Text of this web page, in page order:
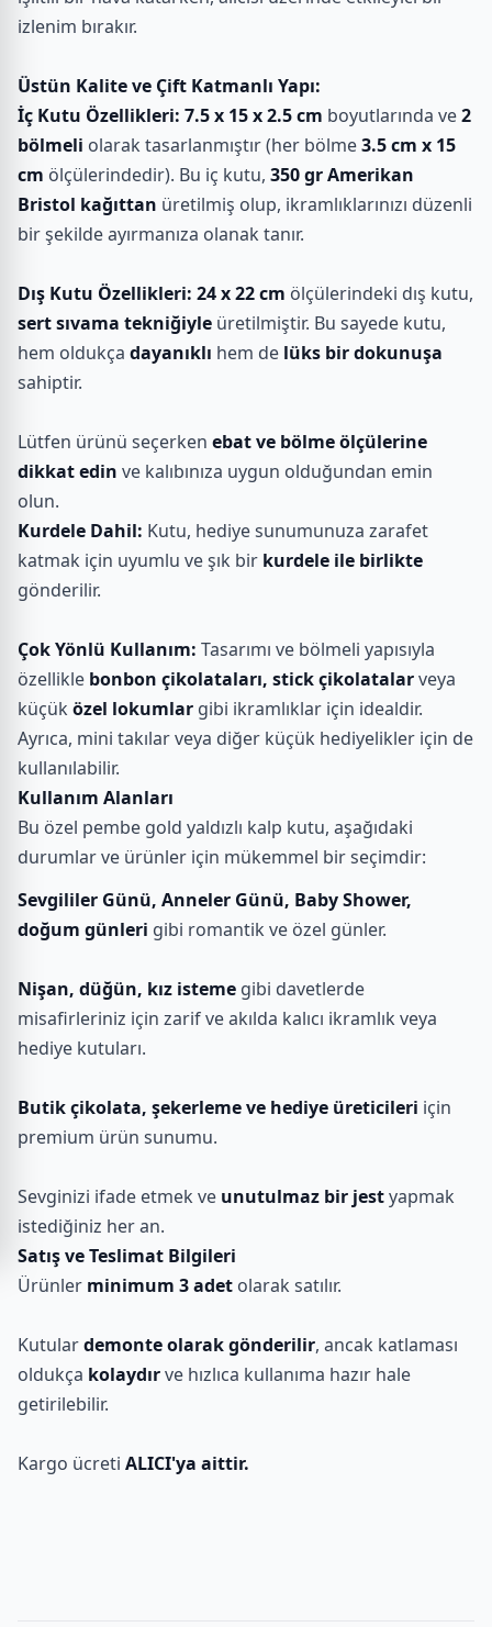
izlenim bırakır.
Üstün Kalite ve Çift Katmanlı Yapı:
İç Kutu Özellikleri: 7.5 x 15 x 2.5 cm boyutlarında ve2
bölmeli olarak tasarlanmıştır (her bölme3.5 cm x 15
cm ölçülerindedir). Bu iç kutu, 350 gr Amerikan
Bristol kağıttan üretilmiş olup, ikramlıklarınızı düzenli
bir şekilde ayırmanıza olanak tanır.
Dış Kutu Özellikleri: 24 x 22 cm ölçülerindeki dış kutu,
sert sıvama tekniğiyle üretilmiştir. Bu sayede kutu,
hem oldukça dayanıklı hem de lüks bir dokunuşa
sahiptir.
Lütfen ürünü seçerken ebat ve bölme ölçülerine
dikkat edin ve kalıbınıza uygun olduğundan emin
olun.
Kurdele Dahil: Kutu, hediye sunumunuza zarafet
katmak için uyumlu ve şık bir kurdele ile birlikte
gönderilir.
Çok Yönlü Kullanım: Tasarımı ve bölmeli yapısıyla
özellikle bonbon çikolataları, stick çikolatalarveya
küçük özel lokumlar gibi ikramlıklar için idealdir.
Ayrıca, mini takılar veya diğer küçük hediyelikler için de
kullanılabilir.
Kullanım Alanları
Bu özel pembe gold yaldızlı kalp kutu, aşağıdaki
durumlar ve ürünler için mükemmel bir seçimdir:
Sevgililer Günü, Anneler Günü, Baby Shower,
doğum günleri gibi romantik ve özel günler.
Nişan, düğün, kız isteme gibi davetlerde
misafirleriniz için zarif ve akılda kalıcı ikramlık veya
hediye kutuları.
Butik çikolata, şekerleme ve hediye üreticileri için
premium ürün sunumu.
Sevginizi ifade etmek ve unutulmaz bir jestyapmak
istediğiniz her an.
Satış ve Teslimat Bilgileri
Ürünler minimum 3 adet olarak satılır.
Kutulardemonte olarak gönderilir, ancak katlaması
oldukça kolaydırve hızlıca kullanıma hazır hale
getirilebilir.
Kargo ücreti ALICI'ya aittir.